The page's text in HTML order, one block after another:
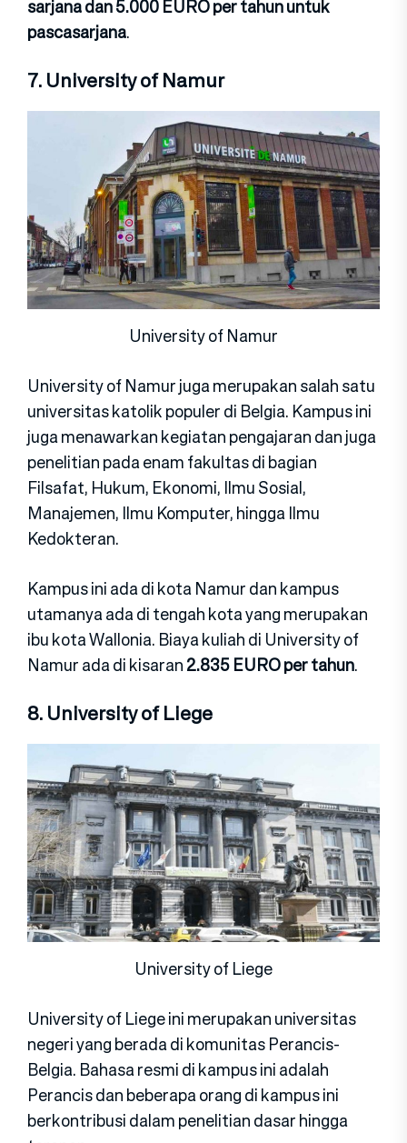
sarjana dan 5.000 EURO per tahun untuk
pascasarjana.
7. University of Namur
University of Namur
University of Namur juga merupakan salah satu
universitas katolik populer di Belgia. Kampus ini
juga menawarkan kegiatan pengajaran dan juga
penelitian pada enam fakultas di bagian
Filsafat, Hukum, Ekonomi, Ilmu Sosial,
Manajemen, Ilmu Komputer, hingga Ilmu
Kedokteran.
Kampus ini ada di kota Namur dan kampus
utamanya ada di tengah kota yang merupakan
ibu kota Wallonia. Biaya kuliah di University of
Namur ada di kisaran2.835 EURO per tahun.
8. University of Liege
University of Liege
University of Liege ini merupakan universitas
negeri yang berada di komunitas Perancis-
Belgia. Bahasa resmi di kampus ini adalah
Perancis dan beberapa orang di kampus ini
berkontribusi dalam penelitian dasar hingga